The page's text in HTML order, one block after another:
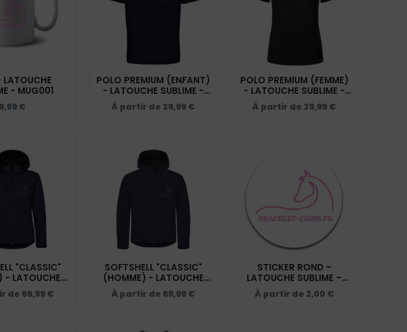
- MUG001
9,99 €
POLO PREMIUM (ENFANT)
- LATOUCHE SUBLIME -
NAVY - K249
À partir de 29,99 €
POLO PREMIUM (FEMME)
- LATOUCHE SUBLIME -
NAVY - BCW463
À partir de 29,99 €
"CLASSIC"
- LATOUCHE
- NAVY -
de 69,99 €
SOFTSHELL "CLASSIC"
(HOMME) - LATOUCHE
SUBLIME - NAVY -
0200912
À partir de 69,99 €
STICKER ROND –
LATOUCHE SUBLIME –
STI001
À partir de 2,00 €